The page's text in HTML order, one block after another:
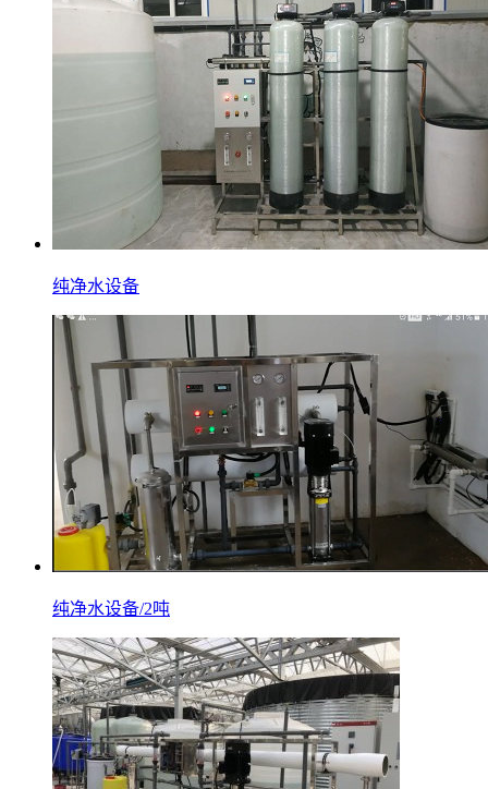
纯净水设备
纯净水设备/2吨